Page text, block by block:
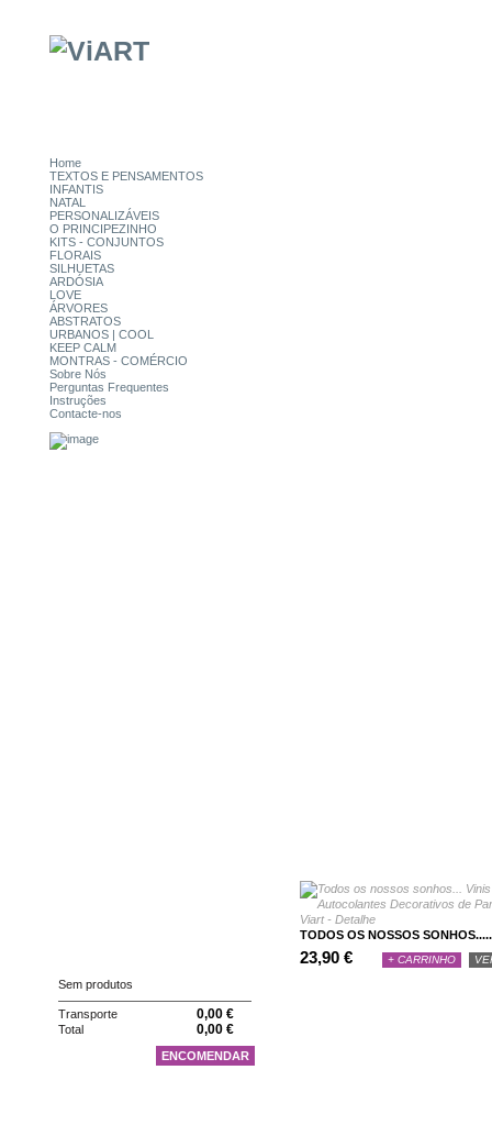
Home
TEXTOS E PENSAMENTOS
INFANTIS
NATAL
PERSONALIZÁVEIS
O PRINCIPEZINHO
KITS - CONJUNTOS
FLORAIS
SILHUETAS
ARDÓSIA
LOVE
ÁRVORES
ABSTRATOS
URBANOS | COOL
KEEP CALM
MONTRAS - COMÉRCIO
Sobre Nós
Perguntas Frequentes
Instruções
Contacte-nos
TODOS OS NOSSOS
23,90 € + CARRINHO
Sem produtos
Transporte 0,00 €
Total 0,00 €
ENCOMENDAR